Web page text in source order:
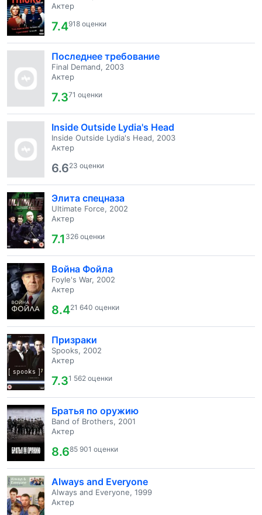
Актер
7.4918 оценки
Последнее требование
Final Demand, 2003
Актер
7.371 оценки
Inside Outside Lydia's Head
Inside Outside Lydia's Head, 2003
Актер
6.623 оценки
Элита спецназа
Ultimate Force, 2002
Актер
7.1 326 оценки
Война Фойла
Foyle's War, 2002
Актер
8.421 640 оценки
Призраки
Spooks, 2002
Актер
7.31 562 оценки
Братья по оружию
Band of Brothers, 2001
Актер
8.685 901 оценки
Always and Everyone
Always and Everyone, 1999
Актер